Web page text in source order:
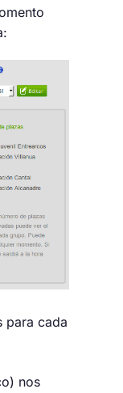
para cada
nos